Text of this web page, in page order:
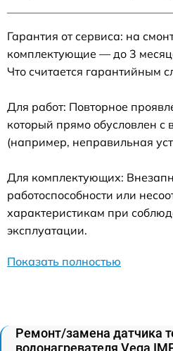
Гарантия от сервиса: на
комплектующие — до 3
Что считается гарантийным
Для работ: Повторное
который прямо обусловлен с
(например, неправильная
Для комплектующих:
работоспособности или
характеристикам при
эксплуатации.
Показать полностью
Ремонт/замена датчика
водонагревателя Vega